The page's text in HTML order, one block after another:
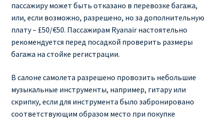
пассажиру может быть отказано в перевозке багажа,
или, если возможно, разрешено, но за дополнительную
плату – £50/€50. Пассажирам Ryanair настоятельно
рекомендуется перед посадкой проверить размеры
багажа на стойке регистрации.
В салоне самолета разрешено провозить небольшие
музыкальные инструменты, например, гитару или
скрипку, если для инструмента было забронировано
соответствующим образом место при покупке